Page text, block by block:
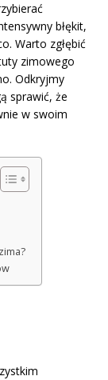
błękit,
Warto zgłębić
zimowego
Odkryjmy
sprawić, że
w swoim